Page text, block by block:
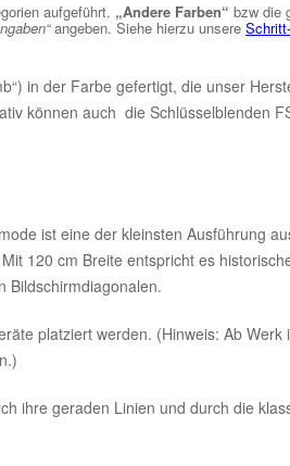
aufgeführt. „Andere Farben“ bzw die
angeben. Siehe hierzu unsere
in der Farbe gefertigt, die unser
können auch die Schlüsselblenden
ist eine der kleinsten Ausführung
120 cm Breite entspricht es
Bildschirmdiagonalen.
platziert werden. (Hinweis: Ab
ihre geraden Linien und durch die